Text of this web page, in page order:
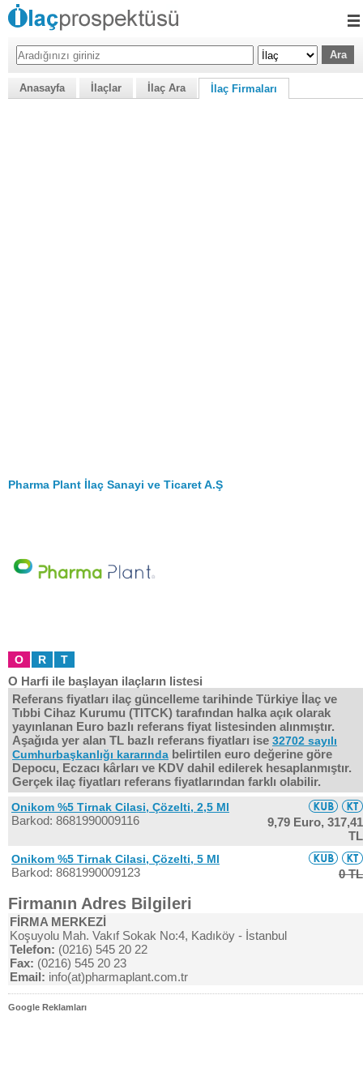
Anasayfa İlaçlar İlaç Ara İlaç Firmaları
Pharma Plant İlaç Sanayi ve Ticaret A.Ş
O R T
O Harfi ile başlayan ilaçların listesi
Referans fiyatları ilaç güncelleme tarihinde Türkiye İlaç ve
Tıbbi Cihaz Kurumu (TITCK) tarafından halka açık olarak
yayınlanan Euro bazlı referans fiyat listesinden alınmıştır.
Aşağıda yer alan TL bazlı referans fiyatları ise 32702 sayılı
Cumhurbaşkanlığı kararında belirtilen euro değerine göre
Depocu, Eczacı kârları ve KDV dahil edilerek hesaplanmıştır.
Gerçek ilaç fiyatları referans fiyatlarından farklı olabilir.
Onikom %5 Tirnak Cilasi, Çözelti, 2,5 Ml
Barkod: 8681990009116 9,79 Euro, 317,41
TL
Onikom %5 Tirnak Cilasi, Çözelti, 5 Ml
Barkod: 8681990009123 0 TL
Firmanın Adres Bilgileri
FİRMA MERKEZİ
Koşuyolu Mah. Vakıf Sokak No:4, Kadıköy - İstanbul
Telefon: (0216) 545 20 22
Fax: (0216) 545 20 23
Email: info(at)pharmaplant.com.tr
Google Reklamları